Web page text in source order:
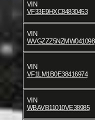
VIN
VF33E9HXC84830453
VIN
WVGZZZ5NZMW041098
VIN
VF1LM1B0E38416974
VIN
WBAVB11010VE38985